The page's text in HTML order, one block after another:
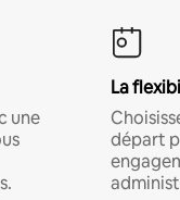
une
La
départ